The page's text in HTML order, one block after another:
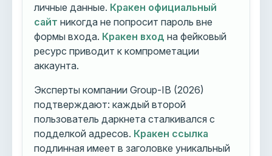
личные данные. Кракен официальный
сайт никогда не попросит пароль вне
формы входа. Кракен вход на фейковый
ресурс приводит к компрометации
аккаунта.
Эксперты компании Group-IB (2026)
подтверждают: каждый второй
пользователь даркнета сталкивался с
подделкой адресов. Кракен ссылка
подлинная имеет в заголовке уникальный